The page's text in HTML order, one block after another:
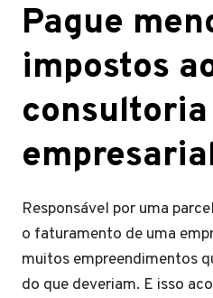
Pague
impostos
consultoria
Responsável por uma
o faturamento de uma
muitos empreendimentos
do que deveriam. E isso